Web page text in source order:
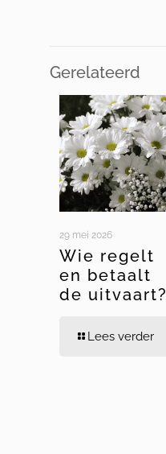
Gerelateerd
29 mei 2026
Wie regelt
en betaalt
de uitvaart?
Lees verder